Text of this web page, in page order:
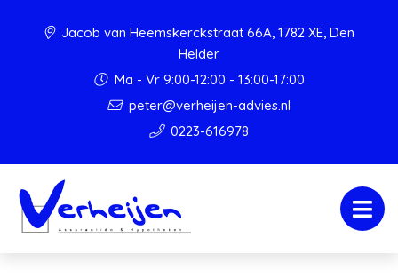
Jacob van Heemskerckstraat 66A, 1782 XE, Den
Helder
Ma - Vr 9:00-12:00 - 13:00-17:00
peter@verheijen-advies.nl
0223-616978